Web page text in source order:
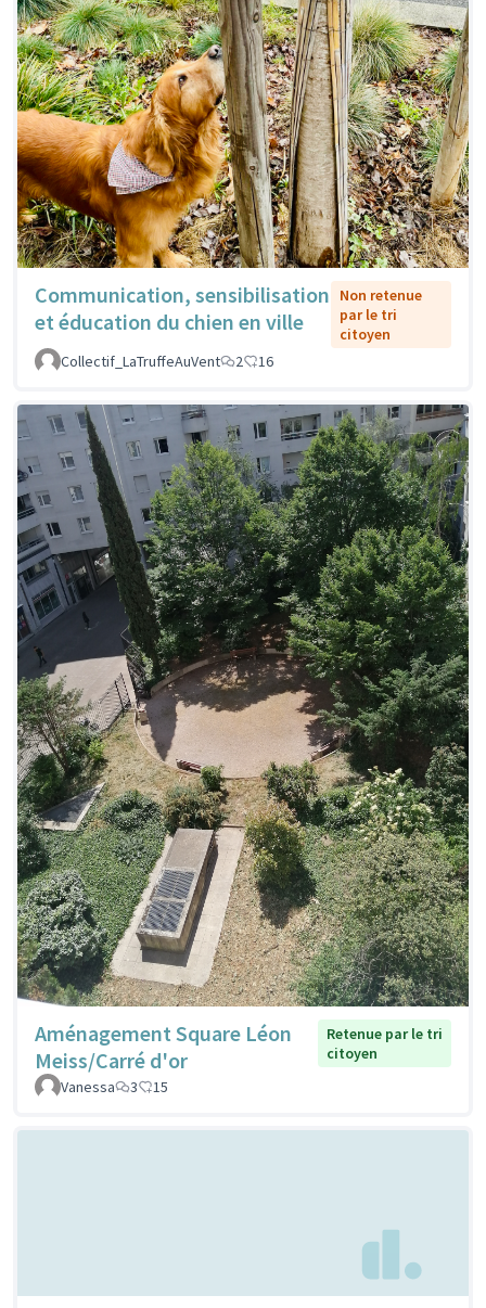
Communication, sensibilisation
et éducation du chien en ville
Non retenue
par le tri
citoyen
Collectif_LaTruffeAuVent
2 16
Aménagement Square Léon
Meiss/Carré d'or
Retenue par le tri
citoyen
Vanessa
3 15